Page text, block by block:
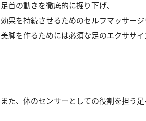
足首の動きを徹底的に掘り下げ、
効果を持続させるためのセルフマッサージ
美脚を作るためには必須な足のエクササイ
また、体のセンサーとしての役割を担う